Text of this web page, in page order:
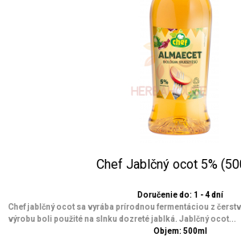
Chef Jablčný ocot 5%
Doručenie do: 1 - 4 dní
Chef jablčný ocot sa vyrába prírodnou fermentáciou z
výrobu boli použité na slnku dozreté jablká. Jablčný ocot...
Objem: 500ml